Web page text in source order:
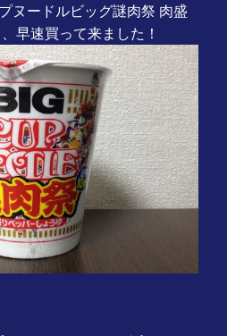
ヌードルビッグ謎肉祭 肉盛
早速買って来ました！